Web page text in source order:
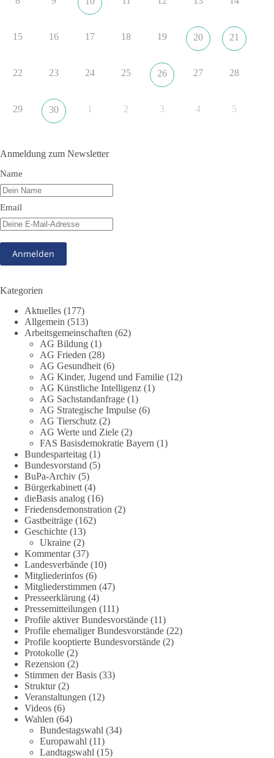
https://www.tagesschau.de/ausland/asien/nato-
#Sicherheit
DieBasis
Grundrechte der Natur – ein Angriff auf das Grundgesetz?
Im Politischen Frühschoppen diskutieren die Teilnehmer das
Verhältnis von Mensch, Natur und Grundgesetz.
Beitrag der AG Strategische Impulse
Kann die Natur Träger eigener Grundrechte sein? Oder würde
beschäftigte sich die Teilnehmer des Politischen
Referent Frank Bothmann stellte die These auf, dass die
derzeit in Teilen der Umweltbewegung diskutierten
„Grundrechte der Natur“ weit über klassischen Naturschutz
hinausreichen und grundlegende Fragen zum Menschenbild,
zum Rechtsstaat und zur Demokratie aufwerfen. [...]
👉 Hier weiterlesen:https://diebasis-
partei.de/2026/07/grundrechte-der-natur-ein-angriff-auf-das-
grundgesetz/
🟩🟩🟦🟦🟥🟥🟧🟧
Es ging weniger um fertige Antworten als um eine Debatte
darüber, wie Freiheit, Verantwortung, Naturschutz und
Grundrechte in einer demokratischen Gesellschaft künftig
miteinander in Einklang gebracht werden können.
#dieBasis #natur #grundrechte
38 7 8
DieBasis
1 Tag zuvor
Jetzt dieBasis Sachsen-Anhalt unterstützen!
Die Landtagswahl 2026 in Sachsen-Anhalt findet am 6.
September statt. Die Inhalte stehen – jetzt müssen sie gesehen,
geteilt und diskutiert werden.
Folge unseren Kanälen:
Facebook:
https://www.facebook.com/groups/diebasissachsenanhalt/
15 16 17 18 19 20 21
22 23 24 25 26 27 28
29 30 1 2 3 4 5
Anmeldung zum Newsletter
Name
Email
Kategorien
Aktuelles (177)
Allgemein (513)
Arbeitsgemeinschaften (62)
AG Bildung (1)
AG Frieden (28)
AG Gesundheit (6)
AG Kinder, Jugend und Familie (12)
AG Künstliche Intelligenz (1)
AG Sachstandanfrage (1)
AG Strategische Impulse (6)
AG Tierschutz (2)
AG Werte und Ziele (2)
FAS Basisdemokratie Bayern (1)
Bundesparteitag (1)
Bundesvorstand (5)
BuPa-Archiv (5)
Bürgerkabinett (4)
dieBasis analog (16)
Friedensdemonstration (2)
Gastbeiträge (162)
Geschichte (13)
Ukraine (2)
Kommentar(37)
Landesverbände (10)
Mitgliederinfos (6)
Mitgliederstimmen (47)
Presseerklärung (4)
Pressemitteilungen (111)
Profile aktiver Bundesvorstände (11)
Profile ehemaliger Bundesvorstände (22)
Profile kooptierte Bundesvorstände (2)
Protokolle (2)
Rezension (2)
Stimmen der Basis (33)
Struktur(2)
Veranstaltungen (12)
Videos (6)
Wahlen (64)
Bundestagswahl (34)
Europawahl (11)
Landtagswahl (15)